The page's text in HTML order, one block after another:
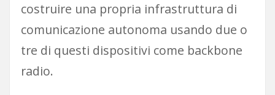
costruire una propria infrastruttura di
comunicazione autonoma usando due o
tre di questi dispositivi come backbone
radio.